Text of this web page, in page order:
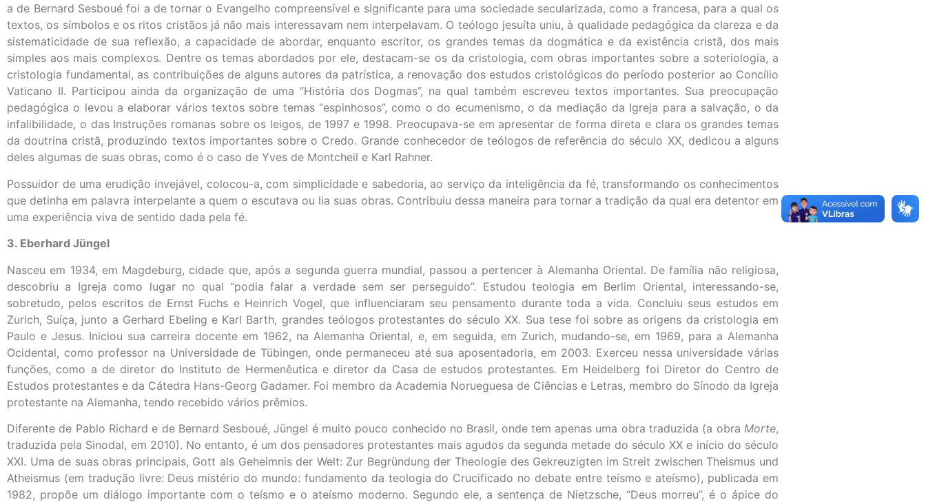
a de Bernard Sesboué foi a de tornar o Evangelho compreensível e significante para uma sociedade secularizada, como a francesa, para a qual os
textos, os símbolos e os ritos cristãos já não mais interessavam nem interpelavam. O teólogo jesuíta uniu, à qualidade pedagógica da clareza e da
sistematicidade de sua reflexão, a capacidade de abordar, enquanto escritor, os grandes temas da dogmática e da existência cristã, dos mais
simples aos mais complexos. Dentre os temas abordados por ele, destacam-se os da cristologia, com obras importantes sobre a soteriologia, a
cristologia fundamental, as contribuições de alguns autores da patrística, a renovação dos estudos cristológicos do período posterior ao Concílio
Vaticano II. Participou ainda da organização de uma “História dos Dogmas”, na qual também escreveu textos importantes. Sua preocupação
pedagógica o levou a elaborar vários textos sobre temas “espinhosos”, como o do ecumenismo, o da mediação da Igreja para a salvação, o da
infalibilidade, o das Instruções romanas sobre os leigos, de 1997 e 1998. Preocupava-se em apresentar de forma direta e clara os grandes temas
da doutrina cristã, produzindo textos importantes sobre o Credo. Grande conhecedor de teólogos de referência do século XX, dedicou a alguns
deles algumas de suas obras, como é o caso de Yves de Montcheil e Karl Rahner.
Possuidor de uma erudição invejável, colocou-a, com simplicidade e sabedoria, ao serviço da inteligência da fé, transformando os conhecimentos
que detinha em palavra interpelante a quem o escutava ou lia suas obras. Contribuiu dessa maneira para tornar a tradição da qual era detentor em
uma experiência viva de sentido dada pela fé.
3. Eberhard Jüngel
Nasceu em 1934, em Magdeburg, cidade que, após a segunda guerra mundial, passou a pertencer à Alemanha Oriental. De família não religiosa,
descobriu a Igreja como lugar no qual “podia falar a verdade sem ser perseguido”. Estudou teologia em Berlim Oriental, interessando-se,
sobretudo, pelos escritos de Ernst Fuchs e Heinrich Vogel, que influenciaram seu pensamento durante toda a vida. Concluiu seus estudos em
Zurich, Suíça, junto a Gerhard Ebeling e Karl Barth, grandes teólogos protestantes do século XX. Sua tese foi sobre as origens da cristologia em
Paulo e Jesus. Iniciou sua carreira docente em 1962, na Alemanha Oriental, e, em seguida, em Zurich, mudando-se, em 1969, para a Alemanha
Ocidental, como professor na Universidade de Tübingen, onde permaneceu até sua aposentadoria, em 2003. Exerceu nessa universidade várias
funções, como a de diretor do Instituto de Hermenêutica e diretor da Casa de estudos protestantes. Em Heidelberg foi Diretor do Centro de
Estudos protestantes e da Cátedra Hans-Georg Gadamer. Foi membro da Academia Norueguesa de Ciências e Letras, membro do Sínodo da Igreja
protestante na Alemanha, tendo recebido vários prêmios.
Diferente de Pablo Richard e de Bernard Sesboué, Jüngel é muito pouco conhecido no Brasil, onde tem apenas uma obra traduzida (a obra Morte,
traduzida pela Sinodal, em 2010). No entanto, é um dos pensadores protestantes mais agudos da segunda metade do século XX e início do século
XXI. Uma de suas obras principais, Gott als Geheimnis der Welt: Zur Begründung der Theologie des Gekreuzigten im Streit zwischen Theismus und
Atheismus (em tradução livre: Deus mistério do mundo: fundamento da teologia do Crucificado no debate entre teísmo e ateísmo), publicada em
1982, propõe um diálogo importante com o teísmo e o ateísmo moderno. Segundo ele, a sentença de Nietzsche, “Deus morreu”, é o ápice do